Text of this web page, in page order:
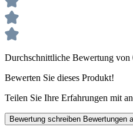
Durchschnittliche Bewertung von
Bewerten Sie dieses Produkt!
Teilen Sie Ihre Erfahrungen mit
Bewertung schreiben Bewertungen